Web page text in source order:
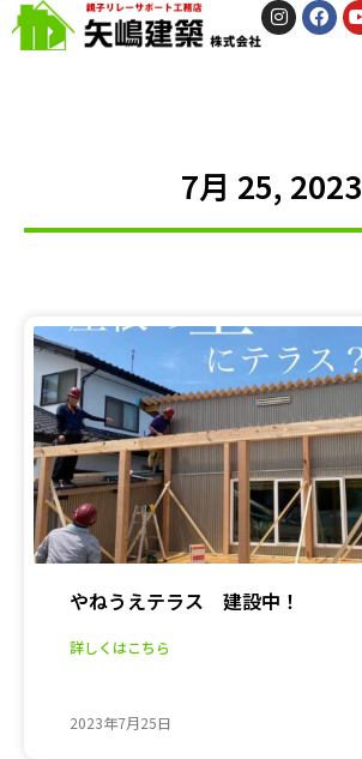
7月 25, 2023
やねうえテラス 建設中！
詳しくはこちら
2023年7月25日